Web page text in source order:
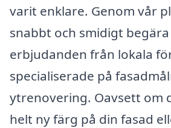
varit enklare. Genom vår
snabbt och smidigt
erbjudanden från lokala
specialiserade på
ytrenovering. Oavsett om
helt ny färg på din fasad